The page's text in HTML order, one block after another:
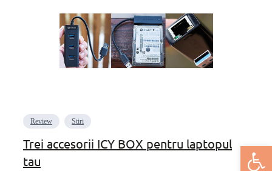
Deschide
Review Stiri
Trei accesorii ICY BOX pentru laptopul
tau